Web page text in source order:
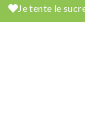
Je tente le